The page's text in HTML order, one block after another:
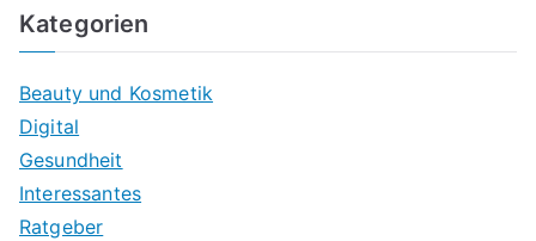
Kategorien
Beauty und Kosmetik
Digital
Gesundheit
Interessantes
Ratgeber